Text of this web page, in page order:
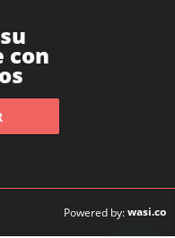
con
Powered by:wasi.co